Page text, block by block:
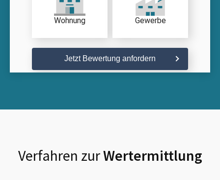
Wohnung Gewerbe
Jetzt Bewertung anfordern
Verfahren zurWertermittlung